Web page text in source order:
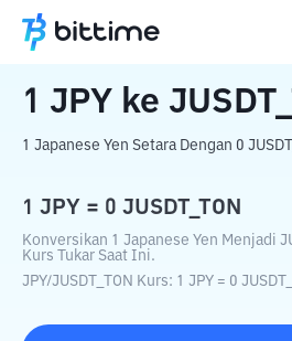
Beranda Konverter Kripto
1 JPY ke
1 Japanese Yen Setara Dengan 0
1 JPY = 0 JUSDT_TON
Konversikan 1 Japanese Yen Menjadi
Kurs Tukar Saat Ini.
JPY/JUSDT_TON Kurs: 1 JPY = 0